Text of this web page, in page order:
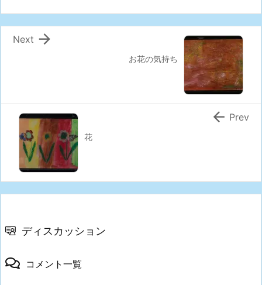
お花の気持ち

Next
花
 Prev
ディスカッション
コメント一覧